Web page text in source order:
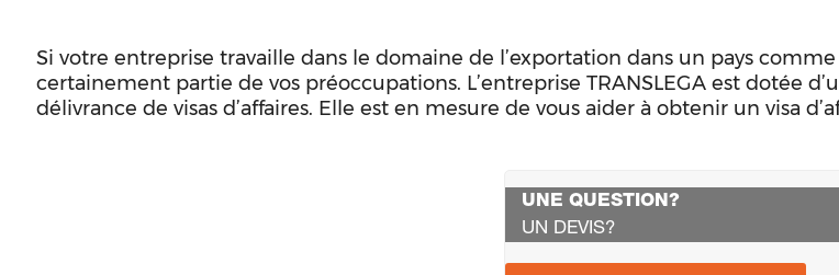
Si votre entreprise travaille dans le domaine de l’exportation dans un pays
certainement partie de vos préoccupations. L’entreprise TRANSLEGA est dotée
délivrance de visas d’affaires. Elle est en mesure de vous aider à obtenir un visa
UNE QUESTION?
UN DEVIS?